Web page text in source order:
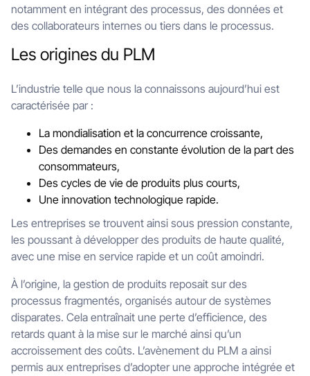
notamment en intégrant des processus, des données et
des collaborateurs internes ou tiers dans le processus.
Les origines du PLM
L’industrie telle que nous la connaissons aujourd’hui est
caractérisée par :
La mondialisation et la concurrence croissante,
Des demandes en constante évolution de la part des
consommateurs,
Des cycles de vie de produits plus courts,
Une innovation technologique rapide.
Les entreprises se trouvent ainsi sous pression constante,
les poussant à développer des produits de haute qualité,
avec une mise en service rapide et un coût amoindri.
À l’origine, la gestion de produits reposait sur des
processus fragmentés, organisés autour de systèmes
disparates. Cela entraînait une perte d’efficience, des
retards quant à la mise sur le marché ainsi qu’un
accroissement des coûts. L’avènement du PLM a ainsi
permis aux entreprises d’adopter une approche intégrée et